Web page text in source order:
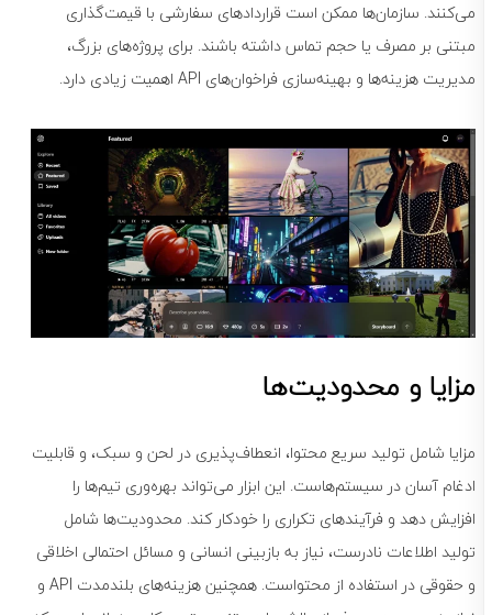
می‌کنند. سازمان‌ها ممکن است قراردادهای سفارشی با قیمت‌گذاری
مبتنی بر مصرف یا حجم تماس داشته باشند. برای پروژه‌های بزرگ،
مدیریت هزینه‌ها و بهینه‌سازی فراخوان‌های API اهمیت زیادی دارد.
مزایا و محدودیت‌ها
مزایا شامل تولید سریع محتوا، انعطاف‌پذیری در لحن و سبک، و قابلیت
ادغام آسان در سیستم‌هاست. این ابزار می‌تواند بهره‌وری تیم‌ها را
افزایش دهد و فرآیندهای تکراری را خودکار کند. محدودیت‌ها شامل
تولید اطلاعات نادرست، نیاز به بازبینی انسانی و مسائل احتمالی اخلاقی
و حقوقی در استفاده از محتواست. همچنین هزینه‌های بلندمدت API و